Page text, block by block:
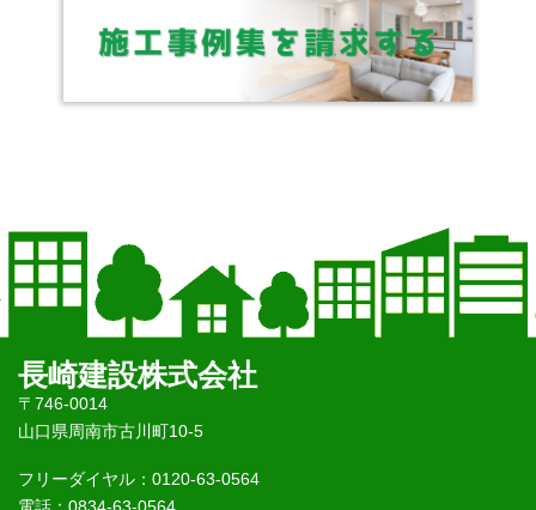
長崎建設株式会社
〒746-0014
山口県周南市古川町10-5
フリーダイヤル：0120-63-0564